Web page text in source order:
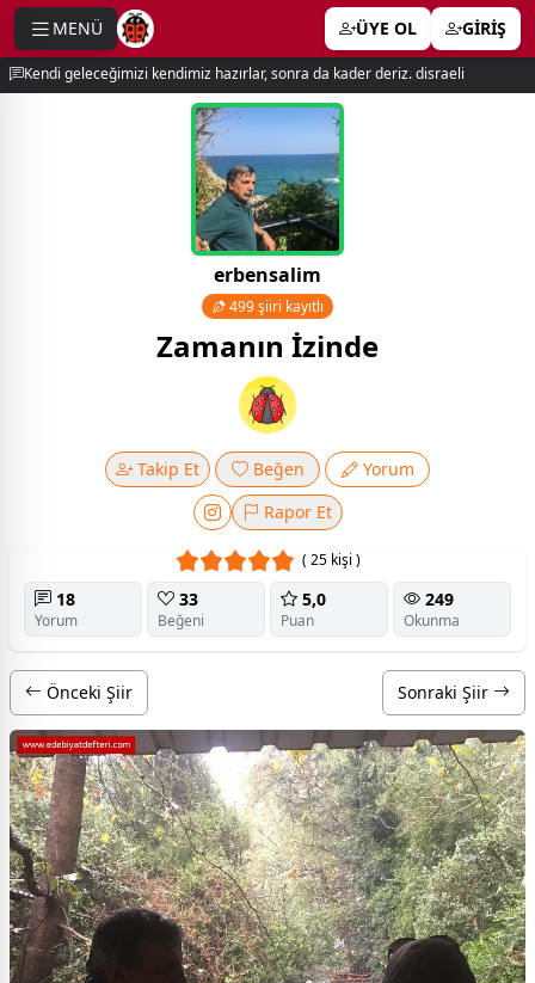
MENÜ ÜYE OL GİRİŞ
Kendi geleceğimizi kendimiz hazırlar, sonra da kader deriz. disraeli
erbensalim
499 şiiri kayıtlı
Zamanın İzinde
Takip Et Beğen
Yorum
Rapor Et
( 25 kişi )
18
Yorum
33
Beğeni
5,0
Puan
249
Okunma
Önceki Şiir Sonraki Şiir
menu